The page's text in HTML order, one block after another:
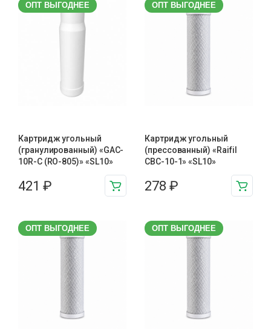
ОПТ ВЫГОДНЕЕ
Картридж угольный
(гранулированный) «GAC-
10R-C (RO-805)» «SL10»
421 ₽
ОПТ ВЫГОДНЕЕ
Картридж угольный
(прессованный) «Raifil
CBC-10-1» «SL10»
278 ₽
ОПТ ВЫГОДНЕЕ ОПТ ВЫГОДНЕЕ